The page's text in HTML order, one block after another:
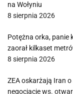
na Wołyniu
8 sierpnia 2026
Potężna orka, panie
zaorał kilkaset
8 sierpnia 2026
ZEA oskarżają Iran
negocjacje ws.